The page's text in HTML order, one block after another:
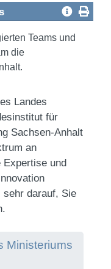
Teams und
die
Landes
für
Sachsen-Anhalt
an
Expertise und
darauf, Sie
Ministeriums